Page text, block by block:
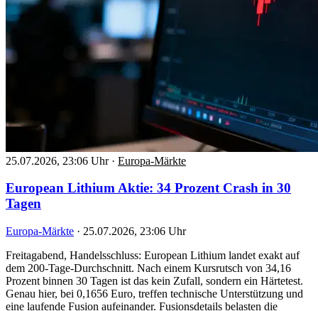
25.07.2026, 23:06 Uhr · Europa-Märkte
European Lithium Aktie: 34 Prozent Crash in 30
Tagen
Europa-Märkte · 25.07.2026, 23:06 Uhr
Freitagabend, Handelsschluss: European Lithium landet exakt auf
dem 200-Tage-Durchschnitt. Nach einem Kursrutsch von 34,16
Prozent binnen 30 Tagen ist das kein Zufall, sondern ein Härtetest.
Genau hier, bei 0,1656 Euro, treffen technische Unterstützung und
eine laufende Fusion aufeinander. Fusionsdetails belasten die